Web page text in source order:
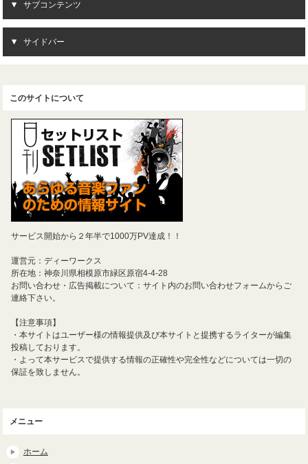
サブコンテンツ
サイドバー
このサイトについて
サービス開始から２年半で1000万PV達成！！
運営元：ディーワークス
所在地：神奈川県相模原市緑区原宿4-4-28
お問い合わせ・広告掲載について：サイト内のお問い合わせフォームからご
連絡下さい。
【注意事項】
・本サイトはユーザー様の情報提供及び本サイトと提携するライターが編集
投稿しております。
・よって本サービスで提供する情報の正確性や完全性などについては一切の
保証を致しません。
メニュー
ホーム